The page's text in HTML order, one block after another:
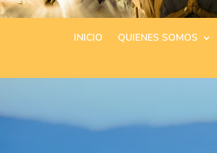
INICIO QUIENES SOMOS